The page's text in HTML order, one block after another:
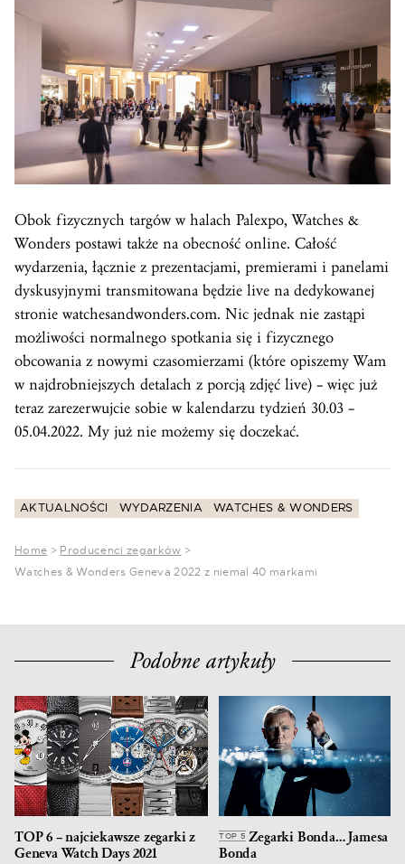
Obok fizycznych targów w halach Palexpo, Watches &
Wonders postawi także na obecność online. Całość
wydarzenia, łącznie z prezentacjami, premierami i panelami
dyskusyjnymi transmitowana będzie live na dedykowanej
stronie watchesandwonders.com. Nic jednak nie zastąpi
możliwości normalnego spotkania się i fizycznego
obcowania z nowymi czasomierzami (które opiszemy Wam
w najdrobniejszych detalach z porcją zdjęć live) – więc już
teraz zarezerwujcie sobie w kalendarzu tydzień 30.03 –
05.04.2022. My już nie możemy się doczekać.
AKTUALNOŚCI WYDARZENIA WATCHES & WONDERS
Home > Producenci zegarków >
Watches & Wonders Geneva 2022 z niemal 40 markami
Podobne artykuły
TOP 6 – najciekawsze zegarki z
Geneva Watch Days 2021
TOP 5Zegarki Bonda… Jamesa
Bonda